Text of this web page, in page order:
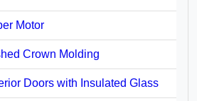
Motor
Crown Molding
Doors with Insulated Glass